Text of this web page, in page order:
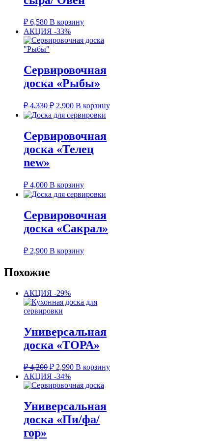
₽ 6,580 В корзину
АКЦИЯ -33%
Сервировочная
доска «Рыбы»
₽4,330 Первоначальная
цена
составляла
₽ 2,900Текущая
цена:
В корзину
Сервировочная
доска «Телец
new»
₽ 4,000 В корзину
Сервировочная
доска «Сакрал»
₽ 2,900 В корзину
Похожие
АКЦИЯ -29%
Универсальная
доска «ТОРА»
₽4,200 Первоначальная
цена
составляла
₽ 2,990Текущая
₽ 2,990.
В корзину
АКЦИЯ -34%
Универсальная
доска «Пи/фа/
гор»